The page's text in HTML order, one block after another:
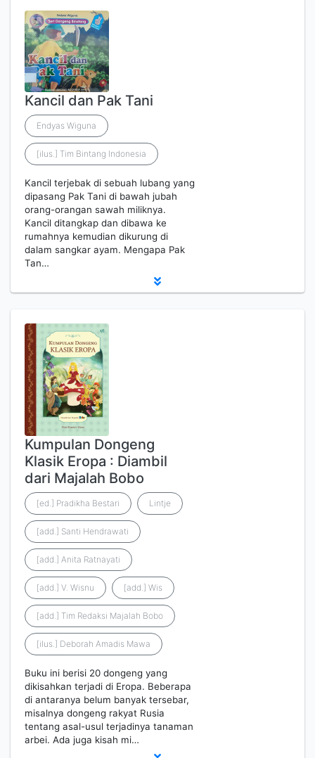
Kancil dan Pak Tani
Endyas Wiguna
[ilus.] Tim Bintang Indonesia
Kancil terjebak di sebuah lubang yang
dipasang Pak Tani di bawah jubah
orang-orangan sawah miliknya.
Kancil ditangkap dan dibawa ke
rumahnya kemudian dikurung di
dalam sangkar ayam. Mengapa Pak
Tan…
Kumpulan Dongeng
Klasik Eropa : Diambil
dari Majalah Bobo
[ed.] Pradikha Bestari Lintje
[add.] Santi Hendrawati
[add.] Anita Ratnayati
[add.] V. Wisnu [add.] Wis
[add.] Tim Redaksi Majalah Bobo
[ilus.] Deborah Amadis Mawa
Buku ini berisi 20 dongeng yang
dikisahkan terjadi di Eropa. Beberapa
di antaranya belum banyak tersebar,
misalnya dongeng rakyat Rusia
tentang asal-usul terjadinya tanaman
arbei. Ada juga kisah mi…